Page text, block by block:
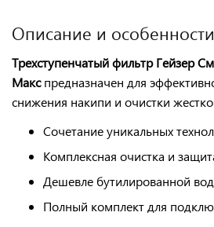
Описание и особенности
Трехступенчатый фильтр Гейзер
Макспредназначен для
снижения накипи и очистки
Сочетание уникальных
Комплексная очистка и
Дешевле бутилированной
Полный комплект для